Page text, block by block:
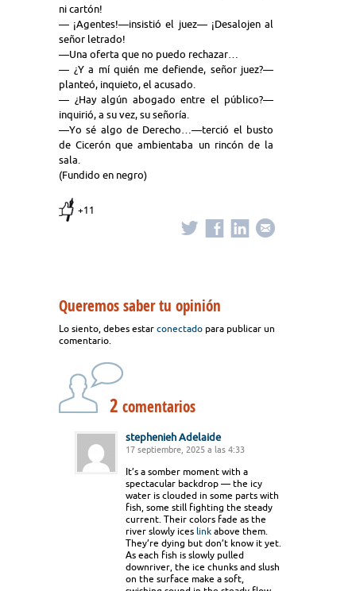
ni cartón!
— ¡Agentes!—insistió el juez— ¡Desalojen al
señor letrado!
—Una oferta que no puedo rechazar…
— ¿Y a mí quién me defiende, señor juez?—
planteó, inquieto, el acusado.
— ¿Hay algún abogado entre el público?—
inquirió, a su vez, su señoría.
—Yo sé algo de Derecho…—terció el busto
de Cicerón que ambientaba un rincón de la
sala.
(Fundido en negro)
+11
Queremos saber tu opinión
Lo siento, debes estar conectado para publicar un
comentario.
2 comentarios
stephenieh Adelaide
17 septiembre, 2025 a las 4:33
It’s a somber moment with a
spectacular backdrop — the icy
water is clouded in some parts with
fish, some still fighting the steady
current. Their colors fade as the
river slowly ices link above them.
They’re dying but don’t know it yet.
As each fish is slowly pulled
downriver, the ice chunks and slush
on the surface make a soft,